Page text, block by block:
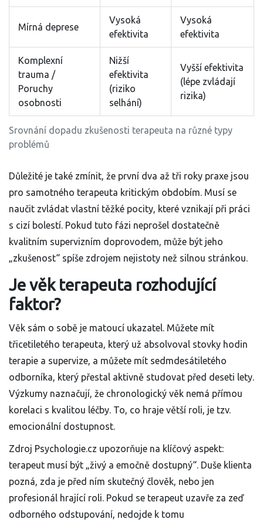
Srovnání dopadu zkušenosti terapeuta na různé typy
problémů
Mírná deprese
Vysoká
efektivita
Vysoká
efektivita
Komplexní
trauma /
Poruchy
osobnosti
Nižší
efektivita
(riziko
selhání)
Vyšší efektivita
(lépe zvládají
rizika)
Důležité je také zmínit, že první dva až tři roky praxe jsou
pro samotného terapeuta kritickým obdobím. Musí se
naučit zvládat vlastní těžké pocity, které vznikají při práci
s cizí bolestí. Pokud tuto fázi neprošel dostatečně
kvalitním supervizním doprovodem, může být jeho
„zkušenost“ spíše zdrojem nejistoty než silnou stránkou.
Je věk terapeuta rozhodující
faktor?
Věk sám o sobě je matoucí ukazatel. Můžete mít
třicetiletého terapeuta, který už absolvoval stovky hodin
terapie a supervize, a můžete mít sedmdesátiletého
odborníka, který přestal aktivně studovat před deseti lety.
Výzkumy naznačují, že chronologický věk nemá přímou
korelaci s kvalitou léčby. To, co hraje větší roli, je tzv.
emocionální dostupnost.
Zdroj Psychologie.cz upozorňuje na klíčový aspekt:
terapeut musí být „živý a emočně dostupný“. Duše klienta
pozná, zda je před ním skutečný člověk, nebo jen
profesionál hrající roli. Pokud se terapeut uzavře za zeď
odborného odstupování, nedojde k tomu